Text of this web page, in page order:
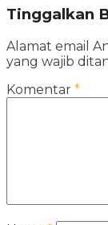
Tinggalkan
Alamat email
yang wajib
Komentar *